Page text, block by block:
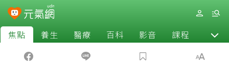
焦點 養生 醫療 百科 影音 課程 退休